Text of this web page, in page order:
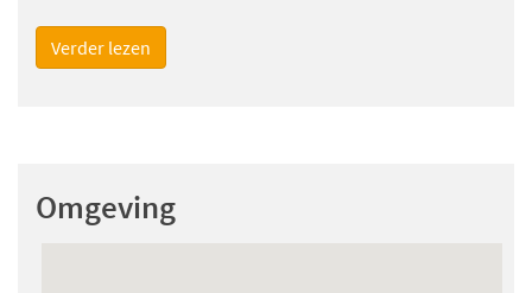
Verder lezen
Het is een fijne faciliteit dat iedere slaapkamer zijn eigen
sanitair heeft (toilet en douche/bad).
Omgeving